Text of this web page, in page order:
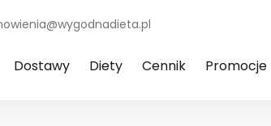
Dostawy Diety Cennik Promocje